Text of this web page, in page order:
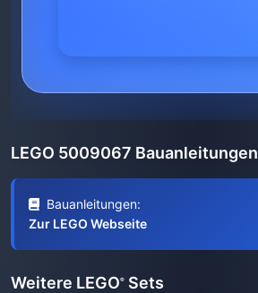
LEGO 5009067 Bauanleitungen
Bauanleitungen:
Zur LEGO Webseite
Weitere LEGO® Sets